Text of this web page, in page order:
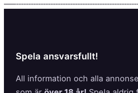
Spela ansvarsfullt!
All information och alla